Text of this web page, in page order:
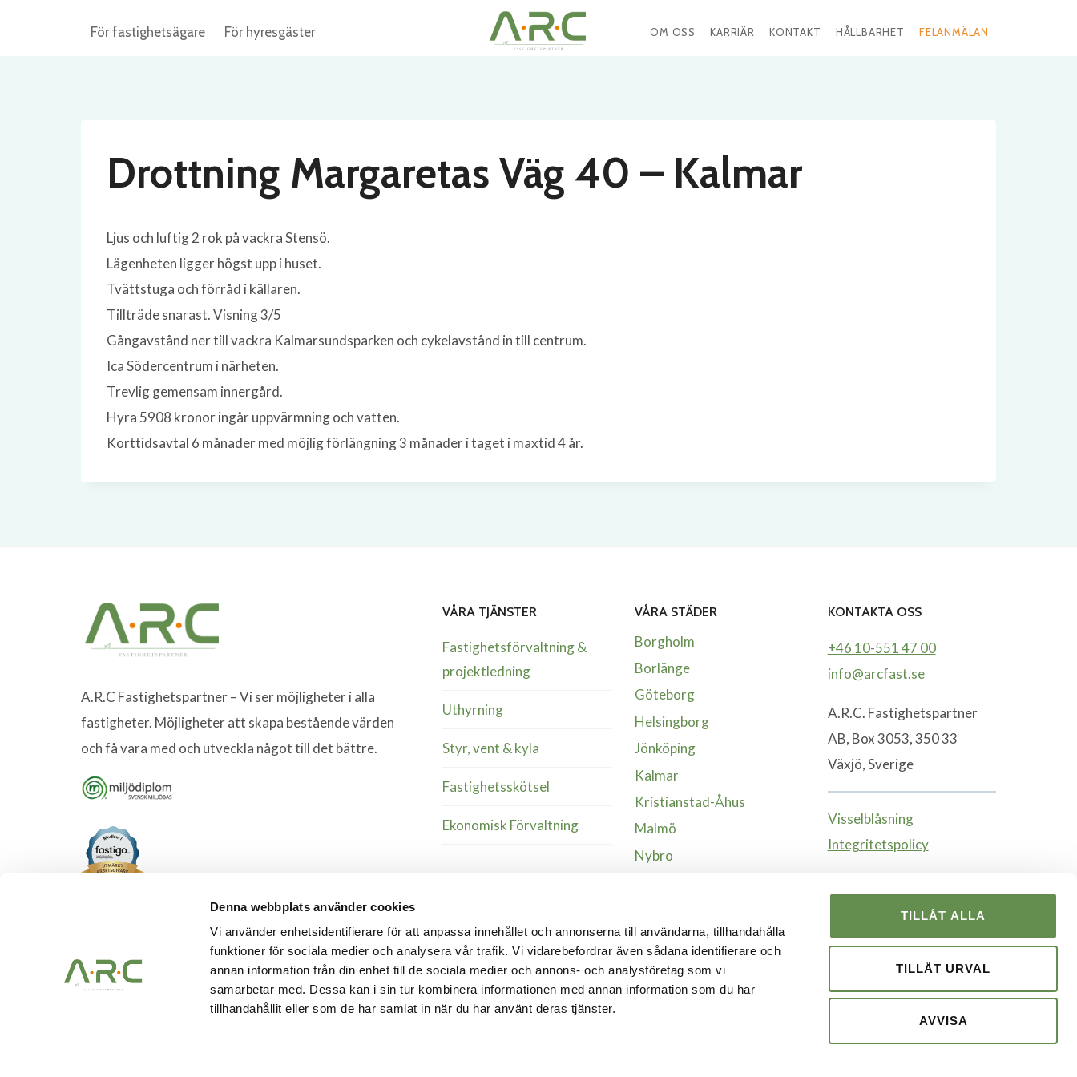
Denna webbplats använder cookies
Vi använder enhetsidentifierare för att anpassa innehållet och annonserna till användarna, tillhandahålla
funktioner för sociala medier och analysera vår trafik. Vi vidarebefordrar även sådana identifierare och
annan information från din enhet till de sociala medier och annons- och analysföretag som vi
samarbetar med. Dessa kan i sin tur kombinera informationen med annan information som du har
tillhandahållit eller som de har samlat in när du har använt deras tjänster.
TILLÅT ALLA
TILLÅT URVAL
AVVISA
För fastighetsägare För hyresgäster OM OSS KARRIÄR KONTAKT HÅLLBARHET FELANMÄLAN
Drottning Margaretas Väg 40 – Kalmar
Ljus och luftig 2 rok på vackra Stensö.
Lägenheten ligger högst upp i huset.
Tvättstuga och förråd i källaren.
Tillträde snarast. Visning 3/5
Gångavstånd ner till vackra Kalmarsundsparken och cykelavstånd in till centrum.
Ica Södercentrum i närheten.
Trevlig gemensam innergård.
Hyra 5908 kronor ingår uppvärmning och vatten.
Korttidsavtal 6 månader med möjlig förlängning 3 månader i taget i maxtid 4 år.
A.R.C Fastighetspartner – Vi ser möjligheter i alla
fastigheter. Möjligheter att skapa bestående värden
och få vara med och utveckla något till det bättre.
VÅRA TJÄNSTER
Fastighetsförvaltning &
projektledning
Uthyrning
Styr, vent & kyla
Fastighetsskötsel
Ekonomisk Förvaltning
VÅRA STÄDER
Borgholm
Borlänge
Göteborg
Helsingborg
Jönköping
Kalmar
Kristianstad-Åhus
Malmö
Nybro
Örnsköldsvik
Östersund
KONTAKTA OSS
+46 10-551 47 00
info@arcfast.se
A.R.C. Fastighetspartner
AB, Box 3053, 350 33
Växjö, Sverige
Visselblåsning
Integritetspolicy